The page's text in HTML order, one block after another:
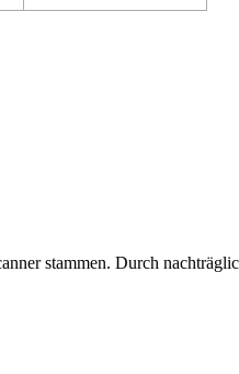
stammen. Durch